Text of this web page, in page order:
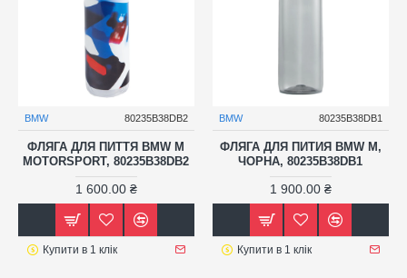
BMW 80235B38DB2
ФЛЯГА ДЛЯ ПИТТЯ BMW M
MOTORSPORT, 80235B38DB2
1 600.00 ₴
Купити в 1 клік
BMW 80235B38DB1
ФЛЯГА ДЛЯ ПИТИЯ BMW M,
ЧОРНА, 80235B38DB1
1 900.00 ₴
Купити в 1 клік